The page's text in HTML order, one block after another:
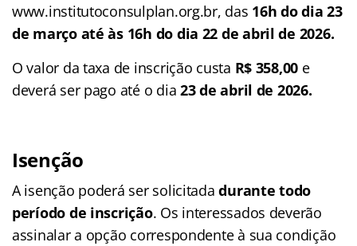
www.institutoconsulplan.org.br, das 16h do dia 23
de março até às 16h do dia 22 de abril de 2026.
O valor da taxa de inscrição custa R$ 358,00 e
deverá ser pago até o dia 23 de abril de 2026.
Isenção
A isenção poderá ser solicitadadurante todo
período de inscrição. Os interessados deverão
assinalar a opção correspondente à sua condição